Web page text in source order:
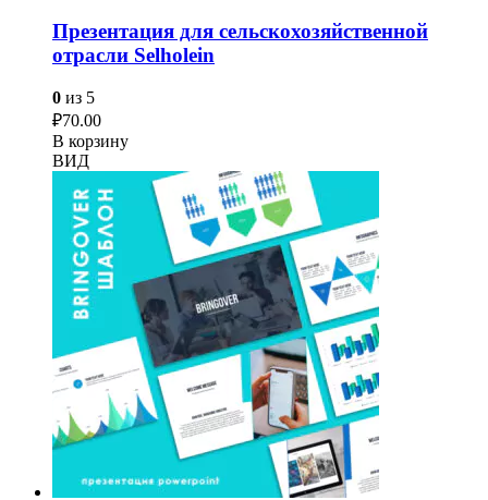
Презентация для сельскохозяйственной
отрасли Selholein
0 из 5
₽70.00
В корзину
ВИД